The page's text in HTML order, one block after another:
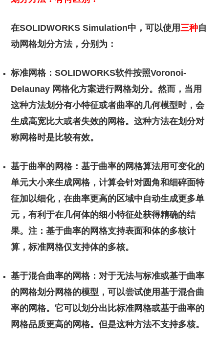
在SOLIDWORKS Simulation中，可以使用三种自
动网格划分方法，分别为：
标准网格：SOLIDWORKS软件按照Voronoi-
Delaunay 网格化方案进行网格划分。然而，当用
这种方法划分有小特征或者曲率的几何模型时，会
生成高宽比大或者失效的网格。这种方法在划分对
称网格时是比较有效。
基于曲率的网格：基于曲率的网格算法用可变化的
单元大小来生成网格，计算会针对圆角和细碎面特
征加以细化，在曲率更高的区域中自动生成更多单
元，有利于在几何体的细小特征处获得精确的结
果。注：基于曲率的网格支持表面和体的多核计
算，标准网格仅支持体的多核。
基于混合曲率的网格：对于无法与标准或基于曲率
的网格划分网格的模型，可以尝试使用基于混合曲
率的网格。它可以划分出比标准网格或基于曲率的
网格品质更高的网格。但是这种方法不支持多核。